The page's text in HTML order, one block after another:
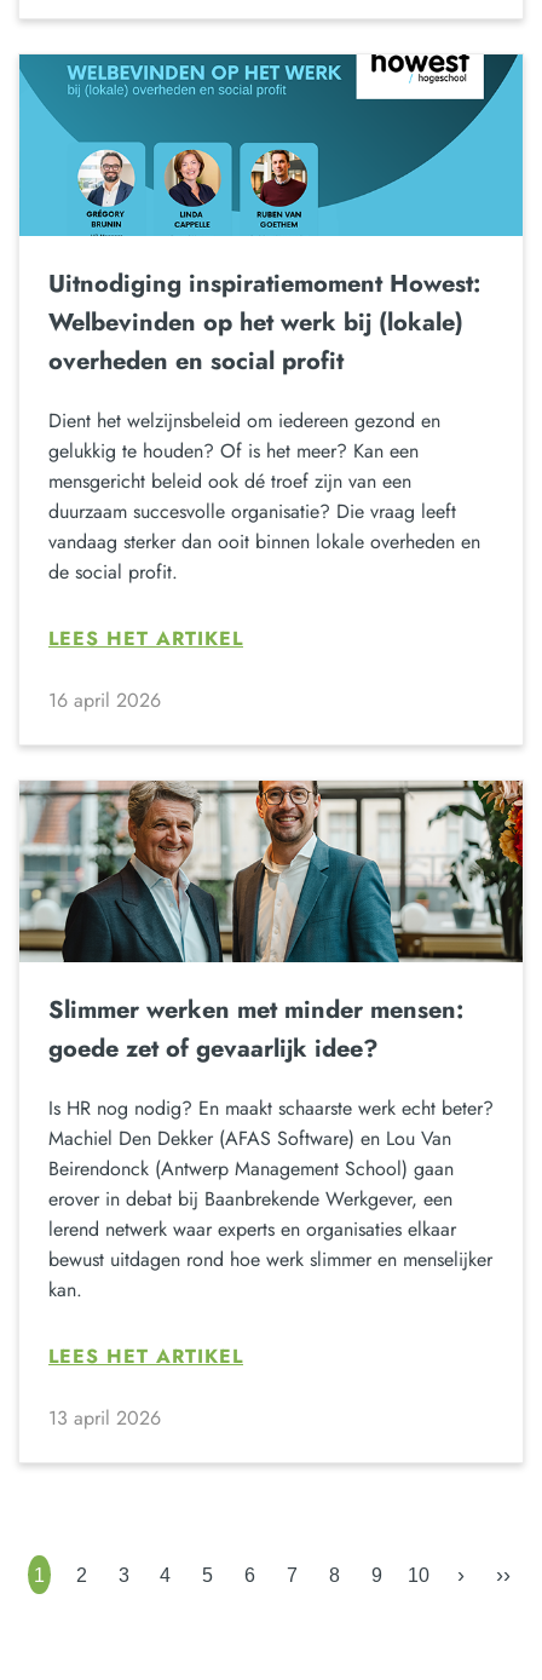
Uitnodiging inspiratiemoment Howest:
Welbevinden op het werk bij (lokale)
overheden en social profit
Dient het welzijnsbeleid om iedereen gezond en
gelukkig te houden? Of is het meer? Kan een
mensgericht beleid ook dé troef zijn van een
duurzaam succesvolle organisatie? Die vraag leeft
vandaag sterker dan ooit binnen lokale overheden en
de social profit.
LEES HET ARTIKEL
16 april 2026
Slimmer werken met minder mensen:
goede zet of gevaarlijk idee?
Is HR nog nodig? En maakt schaarste werk echt beter?
Machiel Den Dekker (AFAS Software) en Lou Van
Beirendonck (Antwerp Management School) gaan
erover in debat bij Baanbrekende Werkgever, een
lerend netwerk waar experts en organisaties elkaar
bewust uitdagen rond hoe werk slimmer en menselijker
kan.
LEES HET ARTIKEL
13 april 2026
1 2 3 4 5 6 7 8 9 10 › ››